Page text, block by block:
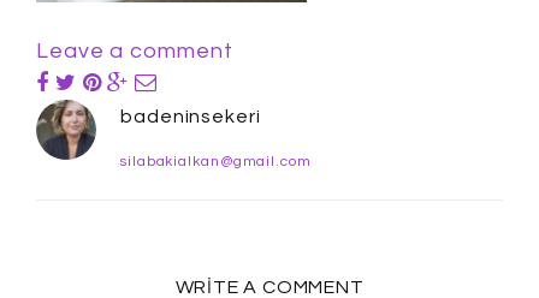
Leave a comment
badeninsekeri
silabakialkan@gmail.com
WRITE A COMMENT